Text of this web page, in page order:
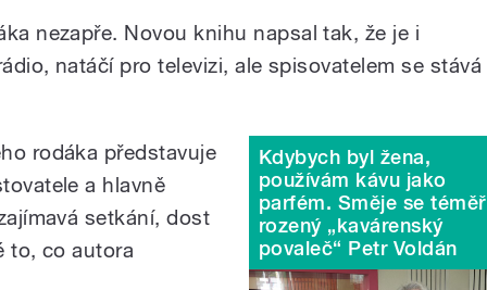
nezapře. Novou knihu napsal tak, že je i
natáčí pro televizi, ale spisovatelem se stává
Kdybych byl žena,
používám kávu jako
parfém. Směje se téměř
rozený „kavárenský
povaleč“ Petr Voldán
rodáka představuje
a hlavně
setkání, dost
to, co autora